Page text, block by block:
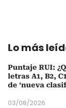
Lo más
Puntaje RUI:
letras A1, B2,
de ‘nueva
03/08/2026